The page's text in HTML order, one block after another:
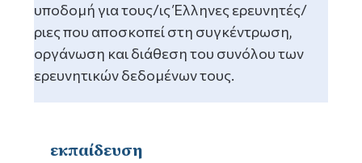
υποδομή για τους/ις Έλληνες ερευνητές/
ριες που αποσκοπεί στη συγκέντρωση,
οργάνωση και διάθεση του συνόλου των
ερευνητικών δεδομένων τους.
εκπαίδευση